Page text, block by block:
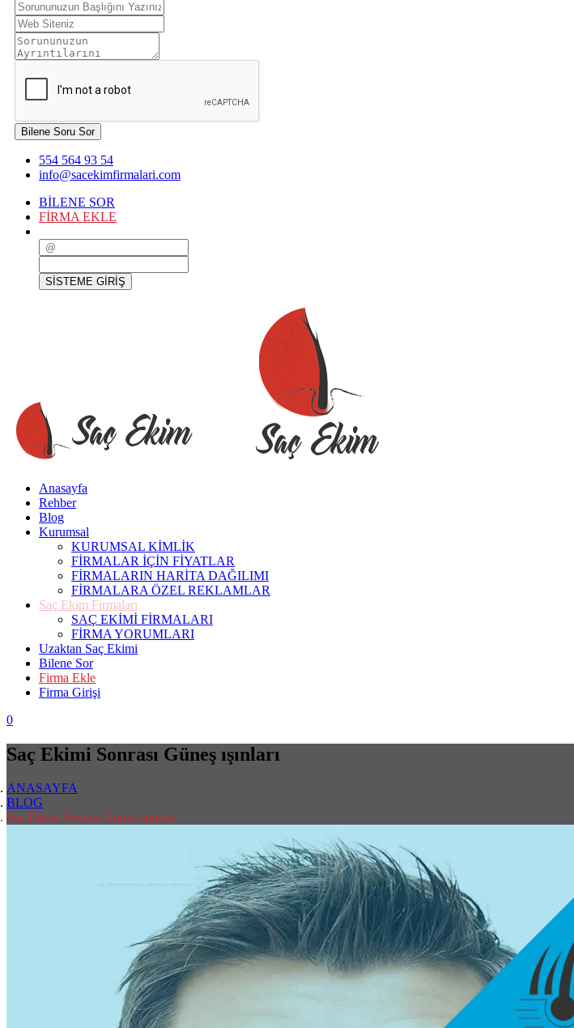
Bilene Soru Sor
554 564 93 54
info@sacekimfirmalari.com
BİLENE SOR
FİRMA EKLE
SİSTEME GİRİŞ
Anasayfa
Rehber
Blog
Kurumsal
KURUMSAL KİMLİK
FİRMALAR İÇİN FİYATLAR
FİRMALARIN HARİTA DAĞILIMI
FİRMALARA ÖZEL REKLAMLAR
Saç Ekim Firmaları
SAÇ EKİMİ FİRMALARI
FİRMA YORUMLARI
Uzaktan Saç Ekimi
Bilene Sor
Firma Ekle
Firma Girişi
0
Saç Ekimi Sonrası Güneş ışınları
ANASAYFA
BLOG
Saç Ekimi Sonrası Güneş ışınları